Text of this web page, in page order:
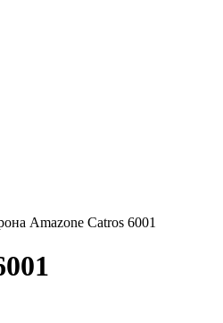
Amazone Catros 6001